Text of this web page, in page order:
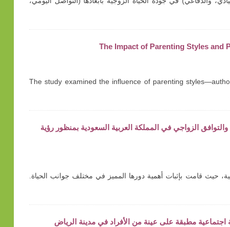
The Impact of Parenting Styles and
The study examined the influence of parenting
وصفية حول تمكين المرأة والتوافق الزواجي في المملكة العربية السعودية بمنظور رؤية
وتفاؤلية، حيث قامت بإثبات أهمية دورها المميز في مختلف جوانب الحياة.
مطبقة على عينة من الأفراد في مدينة الرياض